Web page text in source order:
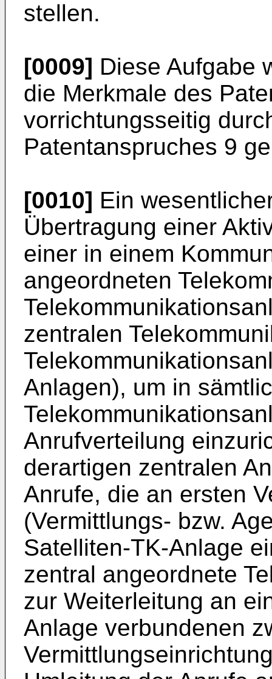
stellen.
[0009] Diese Aufgabe
die Merkmale des
vorrichtungsseitig
Patentanspruches 9
[0010] Ein
Übertragung einer
einer in einem
angeordneten
zentralen
Anlagen), um in
Anrufverteilung
derartigen zentralen
Anrufe, die an ersten
(Vermittlungs- bzw.
Satelliten-TK-Anlage
zentral angeordnete
zur Weiterleitung an
Anlage verbundenen